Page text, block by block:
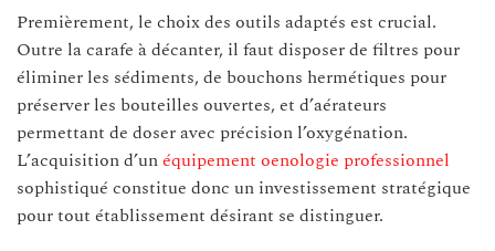
Premièrement, le choix des outils adaptés est crucial.
Outre la carafe à décanter, il faut disposer de filtres pour
éliminer les sédiments, de bouchons hermétiques pour
préserver les bouteilles ouvertes, et d’aérateurs
permettant de doser avec précision l’oxygénation.
L’acquisition d’unéquipement oenologie professionnel
sophistiqué constitue donc un investissement stratégique
pour tout établissement désirant se distinguer.